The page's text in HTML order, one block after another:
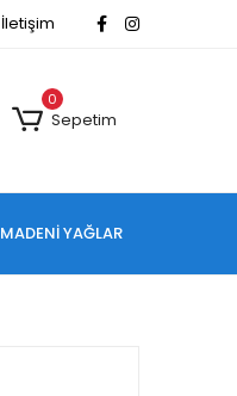
İletişim
0
Sepetim
MADENİ YAĞLAR